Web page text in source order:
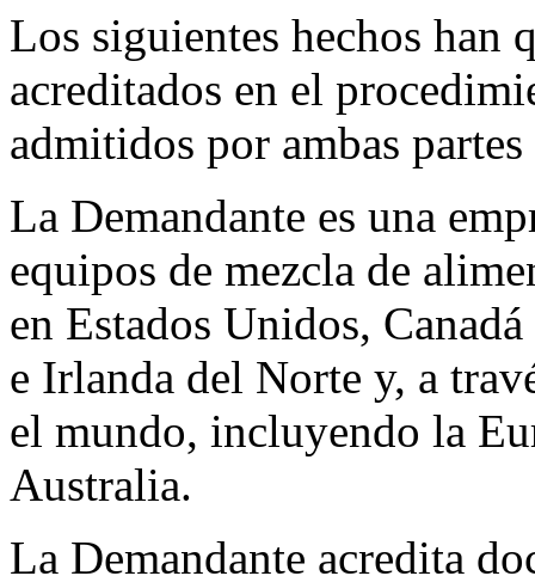
Los siguientes hechos han
acreditados en el
admitidos por ambas partes
La Demandante es una
equipos de mezcla de
en Estados Unidos,
e Irlanda del Norte y, a
el mundo, incluyendo la
Australia.
La Demandante acredita